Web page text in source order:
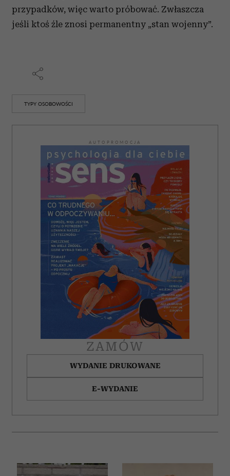
przypadków, więc warto próbować. Zwłaszcza
jeśli ktoś źle znosi permanentny „stan wojenny”.
TYPY OSOBOWOŚCI
AUTOPROMOCJA
ZAMÓW
WYDANIE DRUKOWANE
E-WYDANIE